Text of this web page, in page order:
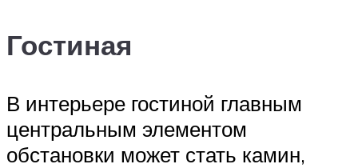
Гостиная
В интерьере гостиной главным
центральным элементом
обстановки может стать камин,